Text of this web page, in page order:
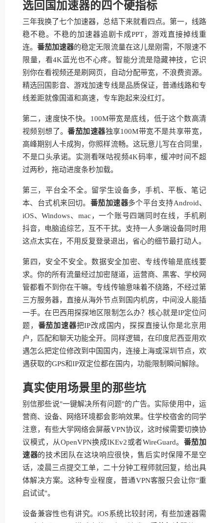
选回国加速器的四个硬指标
三年我换了七个加速器，总结下来就看四点。第一，线路
稳不稳。不稳的加速器追剧卡成PPT，游戏直接掉线重
连。番茄加速器的稳定无限流量在这儿是刚需，不限速不
限量，看4K蓝光也不心疼。智能分流是隐藏神技，它识
别你在看视频还是刷网页，自动分配带宽，不浪费资源。
精选回国影音、游戏加速专线是品质保证，普通线路和专
线差距就像国道和高速，专车跑起来没红灯。
第二，速度快不快。100M带宽是底线，低于这个数高清
视频别想了。番茄加速器独享100M带宽不是共享带宽，
高峰期别人卡成狗，你照样流畅。这玩意儿写在合同里，
不是口头承诺。实测看咪咕视频4K码率，缓冲时间不超
过两秒，拖动进度条秒加载。
第三，平台全不全。留学生设备多，手机、平板、笔记
本、台式机来回切。 番茄加速器多个平台支持Android、
iOS、Windows、mac，一个账号四端同时在线，手机刷
抖音，电脑追综艺，互不干扰。支持一人多端设备同时用
这点太实在，不用反复登录退出，省心的细节最打动人。
第四，安全不安全。数据安全加密、专线传输是底线要
求。你的所有流量经过加密隧道，运营商、黑客、学校网
管都看不到你在干嘛。专线传输意味着不绕路，不经过第
三方服务器，直接从海外节点到国内机房，中间没人能插
一手。在巴西用探探地区限制怎么办？核心就是IP定位问
题， 番茄加速器把IP改成国内，探探直接认你是北京用
户，匹配和聊天功能全开。同样逻辑，在印度尼西亚用欢
遇怎么把定位修改到中国国内，连接上海或深圳节点，欢
遇获取的GPS和IP双定位都在国内，功能限制瞬间解除。
真实使用场景里的那些坑
别信那些说"一键解决所有问题"的广告。实际使用中，运
营商、设备、网络环境都会影响效果。住学校宿舍的同学
注意，有些大学网络会屏蔽VPN协议，这时候需要切换协
议模式，从OpenVPN换成IKEv2或者WireGuard。 番茄加
速器的技术团队在这块响应很快，售后实时保障不是空
话，凌晨三点提交工单，二十分钟工程师就回复，给出具
体解决方案。这种专业程度，普通VPN客服只会让你"重
启试试"。
设备兼容性也有讲究。iOS系统比较封闭，有些加速器需